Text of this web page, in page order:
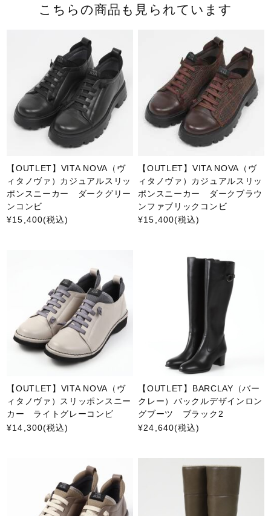
こちらの商品も見られています
【OUTLET】VITA NOVA（ヴ
ィタノヴァ）カジュアルスリッ
ポンスニーカー ダークグリー
ンコンビ
¥15,400(税込)
【OUTLET】VITA NOVA（ヴ
ィタノヴァ）カジュアルスリッ
ポンスニーカー ダークブラウ
ンファブリックコンビ
¥15,400(税込)
【OUTLET】VITA NOVA（ヴ
ィタノヴァ）スリッポンスニー
カー ライトグレーコンビ
¥14,300(税込)
【OUTLET】BARCLAY（バー
クレー）バックルデザインロン
グブーツ ブラック2
¥24,640(税込)